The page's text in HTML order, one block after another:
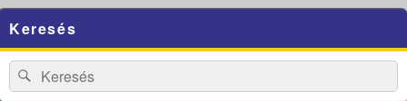
Sidebar
Widget
Area
Keresés
Search
for:
Search